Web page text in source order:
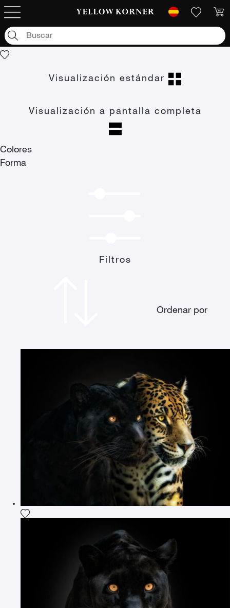
Fotografías de arte /Animal / Pantera negra
Pantera negra
Visualización estándar
Visualización a pantalla completa
Colores
Forma
Filtros
Ordenar por